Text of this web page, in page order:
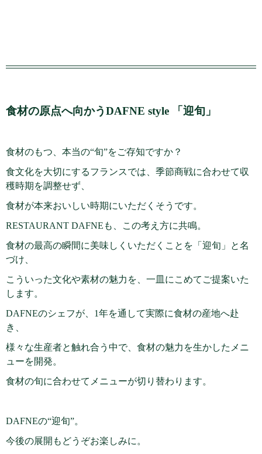
食材の原点へ向かうDAFNE style 「迎旬」
食材のもつ、本当の“旬”をご存知ですか？
食文化を大切にするフランスでは、季節商戦に合わせて収
穫時期を調整せず、
食材が本来おいしい時期にいただくそうです。
RESTAURANT DAFNEも、この考え方に共鳴。
食材の最高の瞬間に美味しくいただくことを「迎旬」と名
づけ、
こういった文化や素材の魅力を、一皿にこめてご提案いた
します。
DAFNEのシェフが、1年を通して実際に食材の産地へ赴
き、
様々な生産者と触れ合う中で、食材の魅力を生かしたメニ
ューを開発。
食材の旬に合わせてメニューが切り替わります。
DAFNEの“迎旬”。
今後の展開もどうぞお楽しみに。